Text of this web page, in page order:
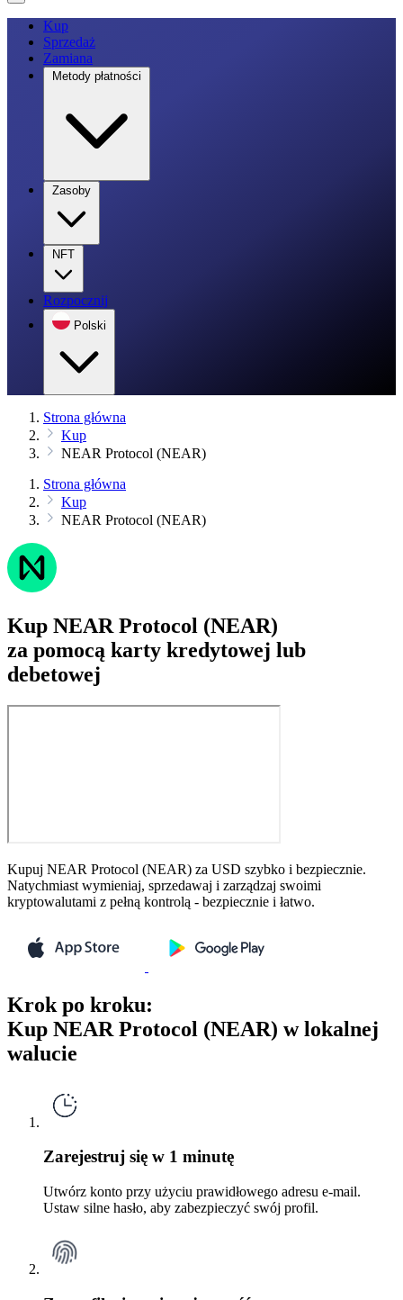
Kup
Sprzedaż
Zamiana
Metody płatności
Zasoby
NFT
Rozpocznij
Polski
Strona główna
Kup
NEAR Protocol (NEAR)
Strona główna
Kup
NEAR Protocol (NEAR)
Kup NEAR Protocol (NEAR)
za pomocą karty kredytowej lub
debetowej
Kupuj NEAR Protocol (NEAR) za USD szybko i bezpiecznie.
Natychmiast wymieniaj, sprzedawaj i zarządzaj swoimi
kryptowalutami z pełną kontrolą - bezpiecznie i łatwo.
Krok po kroku:
Kup NEAR Protocol (NEAR) w lokalnej
walucie
Zarejestruj się w 1 minutę
Utwórz konto przy użyciu prawidłowego adresu e-mail.
Ustaw silne hasło, aby zabezpieczyć swój profil.